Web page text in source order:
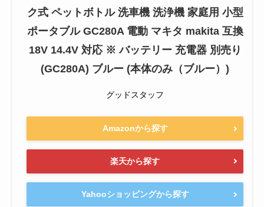
ク式 ペットボトル 洗車機 洗浄機 家庭用 小型
ポータブル GC280A 電動 マキタ makita 互換
18V 14.4V 対応 ※ バッテリー 充電器 別売り
(GC280A) ブルー (本体のみ（ブルー）)
グッドスタッフ
Amazonから探す
楽天から探す
Yahooショッピングから探す